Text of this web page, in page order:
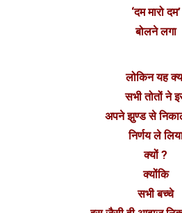
‘दम मारो दम’
बोलने लगा
लोकिन यह
सभी तोतों ने
अपने झुण्ड से
निर्णय ले
क्यों ?
क्योंकि
सभी बच्चे